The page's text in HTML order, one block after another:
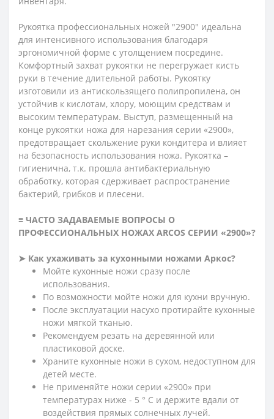
Рукоятка профессиональных ножей "2900" идеальна
для интенсивного использования благодаря
эргономичной форме с утолщением посредине.
Комфортный захват рукоятки не перегружает кисть
руки в течение длительной работы. Рукоятку
изготовили из антискользящего полипропилена, он
устойчив к кислотам, хлору, моющим средствам и
высоким температурам. Выступ, размещенный на
конце рукоятки ножа для нарезания серии «2900»,
предотвращает скольжение руки кондитера и влияет
на безопасность использования ножа. Рукоятка –
гигиенична, т.к. прошла антибактериальную
обработку, которая сдерживает распространение
бактерий, грибков и плесени.
≡ ЧАСТО ЗАДАВАЕМЫЕ ВОПРОСЫ О
ПРОФЕССИОНАЛЬНЫХ НОЖАХ ARCOS СЕРИИ «2900»?
➤ Как ухаживать за кухонными ножами Аркос?
Мойте кухонные ножи сразу после
использования.
По возможности мойте ножи для кухни вручную.
После эксплуатации насухо протирайте кухонные
ножи мягкой тканью.
Рекомендуем резать на деревянной или
пластиковой доске.
Храните кухонные ножи в сухом, недоступном для
детей месте.
Не применяйте ножи серии «2900» при
температурах ниже - 5 ° С и держите вдали от
воздействия прямых солнечных лучей.